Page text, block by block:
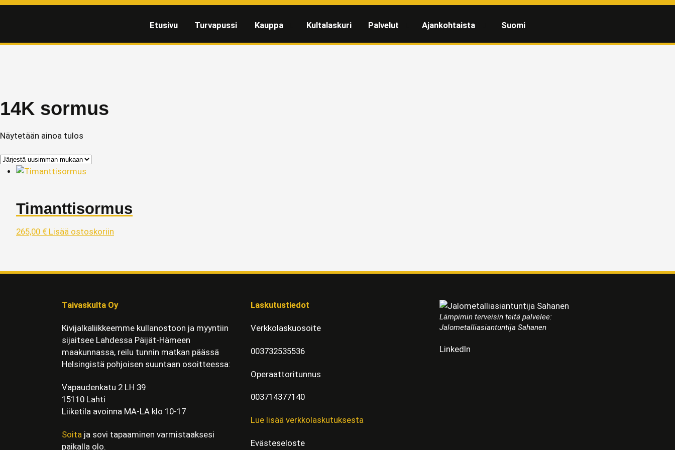
Etusivu Turvapussi Kauppa Kultalaskuri Palvelut Ajankohtaista Suomi
14K sormus
Näytetään ainoa tulos
Timanttisormus
265,00 € Lisää ostoskoriin
Taivaskulta Oy
Kivijalkaliikkeemme kullanostoon ja myyntiin
sijaitsee Lahdessa Päijät-Hämeen
maakunnassa, reilu tunnin matkan päässä
Helsingistä pohjoisen suuntaan osoitteessa:
Vapaudenkatu 2 LH 39
15110 Lahti
Liiketila avoinna MA-LA klo 10-17
Soita ja sovi tapaaminen varmistaaksesi
paikalla olo.
Laskutustiedot
Verkkolaskuosoite
003732535536
Operaattoritunnus
003714377140
Lue lisää verkkolaskutuksesta
Evästeseloste
Lämpimin terveisin teitä palvelee:
Jalometalliasiantuntija Sahanen
LinkedIn